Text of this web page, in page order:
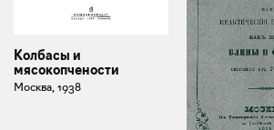
Колбасы и
мясокопчености
Москва, 1938